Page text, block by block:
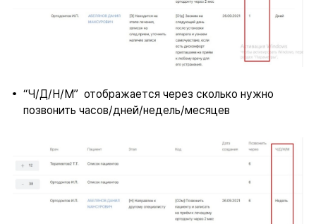
“Ч/Д/Н/М” отображается через сколько нужно
позвонить часов/дней/недель/месяцев